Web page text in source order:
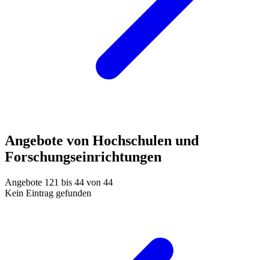
Angebote von Hochschulen und
Forschungseinrichtungen
Angebote 121 bis 44 von 44
Kein Eintrag gefunden